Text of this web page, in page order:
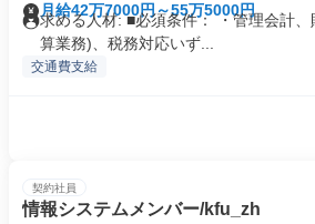
月給42万7000円～55万5000円
求める人材: ■必須条件： ・管理会計
算業務)、税務対応いず...
交通費支給
契約社員
情報システムメンバー/kfu_zh